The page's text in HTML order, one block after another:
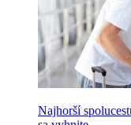
Najhorší